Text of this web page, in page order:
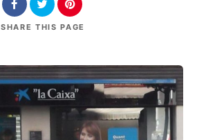
SHARE THIS PAGE